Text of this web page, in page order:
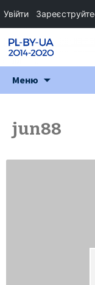
Меню
jun88
Увійти